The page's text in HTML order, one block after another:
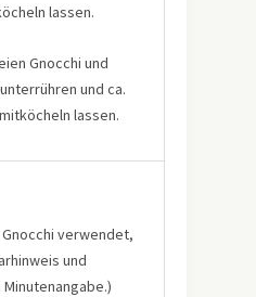
lassen.
Gnocchi und
und ca.
lassen.
verwendet,
und